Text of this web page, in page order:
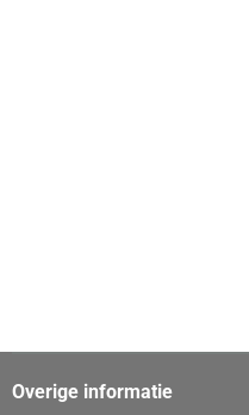
Overige informatie